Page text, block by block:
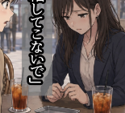
女 婚活